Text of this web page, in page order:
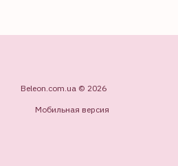
Beleon.com.ua © 2026
Мобильная версия